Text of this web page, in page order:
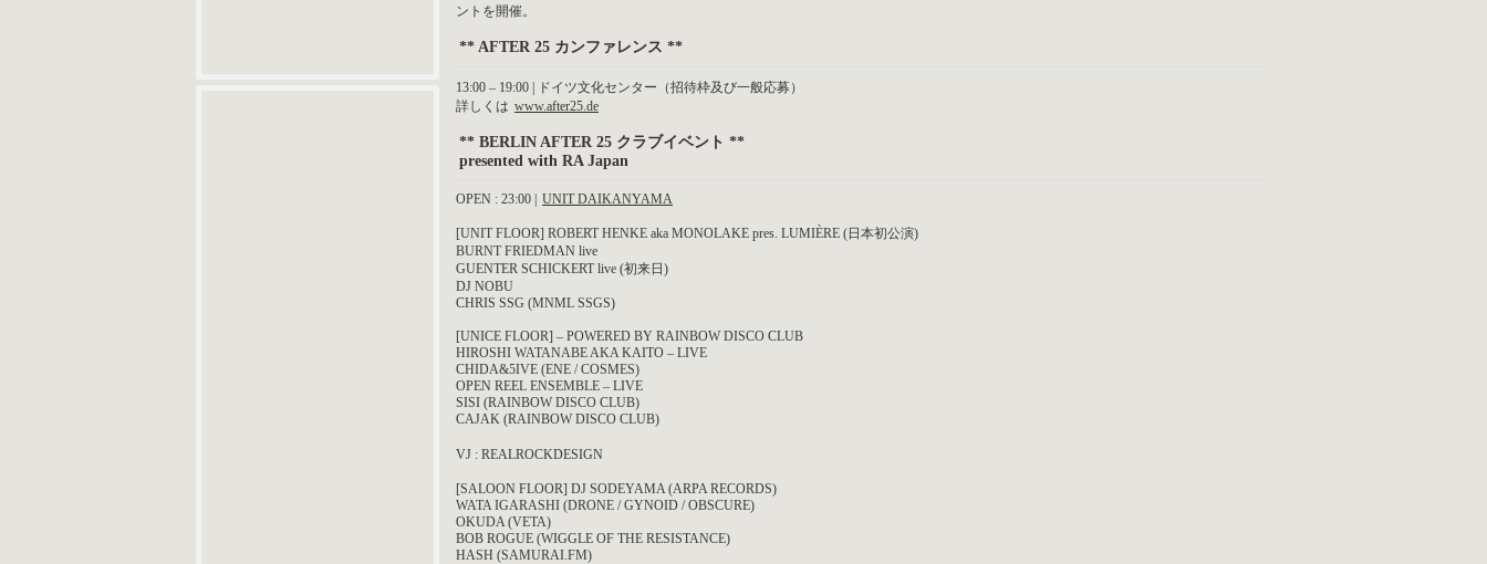
ントを開催。
** AFTER 25 カンファレンス **
13:00 – 19:00 | ドイツ文化センター（招待枠及び一般応募）
詳しくは www.after25.de
** BERLIN AFTER 25 クラブイベント **
presented with RA Japan
OPEN : 23:00 | UNIT DAIKANYAMA
[UNIT FLOOR] ROBERT HENKE aka MONOLAKE pres. LUMIÈRE (日本初公演)
BURNT FRIEDMAN live
GUENTER SCHICKERT live (初来日)
DJ NOBU
CHRIS SSG (MNML SSGS)
[UNICE FLOOR] – POWERED BY RAINBOW DISCO CLUB
HIROSHI WATANABE AKA KAITO – LIVE
CHIDA&5IVE (ENE / COSMES)
OPEN REEL ENSEMBLE – LIVE
SISI (RAINBOW DISCO CLUB)
CAJAK (RAINBOW DISCO CLUB)
VJ : REALROCKDESIGN
[SALOON FLOOR] DJ SODEYAMA (ARPA RECORDS)
WATA IGARASHI (DRONE / GYNOID / OBSCURE)
OKUDA (VETA)
BOB ROGUE (WIGGLE OF THE RESISTANCE)
HASH (SAMURAI.FM)